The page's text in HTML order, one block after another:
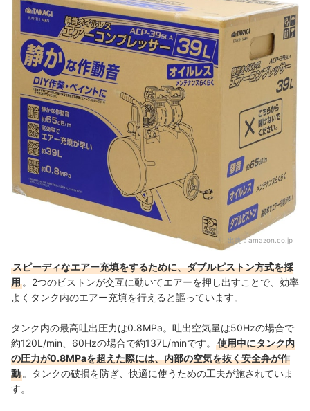
出典：amazon.co.jp
スピーディなエアー充填をするために、ダブルピストン方式を採
用 。 2つのピストンが交互に動いてエアーを押し出すことで、効率
よくタンク内のエアー充填を行えると謳っています。
タンク内の最高吐出圧力は0.8MPa。吐出空気量は50Hzの場合で
約120L/min、60Hzの場合で約137L/minです。
使用中にタンク内
の圧力が0.8MPaを超えた際には、内部の空気を抜く安全弁が作
動 。タンクの破損を防ぎ、快適に使うための工夫が施されていま
す。